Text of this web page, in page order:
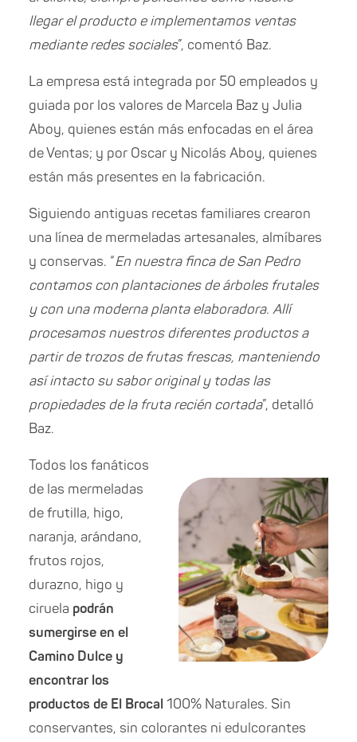
llegar el producto e implementamos ventas
mediante redes sociales”, comentó Baz.
La empresa está integrada por 50 empleados y
guiada por los valores de Marcela Baz y Julia
Aboy, quienes están más enfocadas en el área
de Ventas; y por Oscar y Nicolás Aboy, quienes
están más presentes en la fabricación.
Siguiendo antiguas recetas familiares crearon
una línea de mermeladas artesanales, almíbares
y conservas. “En nuestra finca de San Pedro
contamos con plantaciones de árboles frutales
y con una moderna planta elaboradora. Allí
procesamos nuestros diferentes productos a
partir de trozos de frutas frescas, manteniendo
así intacto su sabor original y todas las
propiedades de la fruta recién cortada”, detalló
Baz.
Todos los fanáticos
de las mermeladas
de frutilla, higo,
naranja, arándano,
frutos rojos,
durazno, higo y
ciruela podrán
sumergirse en el
Camino Dulce y
encontrar los
productos de El Brocal 100% Naturales. Sin
conservantes, sin colorantes ni edulcorantes